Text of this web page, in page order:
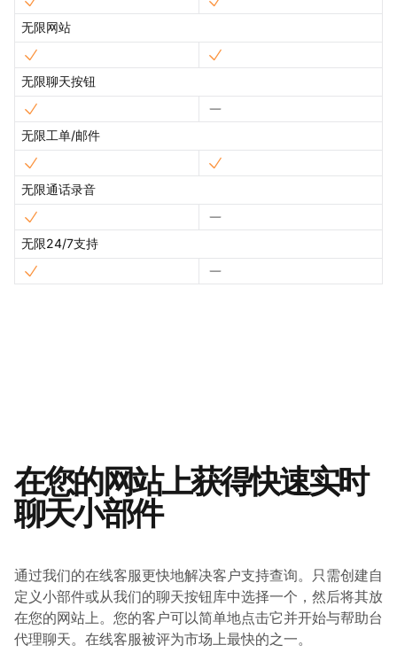
无限网站
无限聊天按钮
无限工单/邮件
无限通话录音
无限24/7支持
在您的网站上获得快速实时
聊天小部件
通过我们的在线客服更快地解决客户支持查询。只需创建自
定义小部件或从我们的聊天按钮库中选择一个，然后将其放
在您的网站上。您的客户可以简单地点击它并开始与帮助台
代理聊天。在线客服被评为市场上最快的之一。